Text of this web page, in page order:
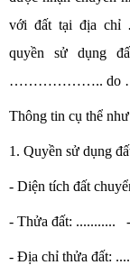
với đất tại địa
quyền sử
……………….. do
Thông tin cụ thể như
1. Quyền sử dụng
- Diện tích đất
- Thửa đất: ...........
- Địa chỉ thửa đất: